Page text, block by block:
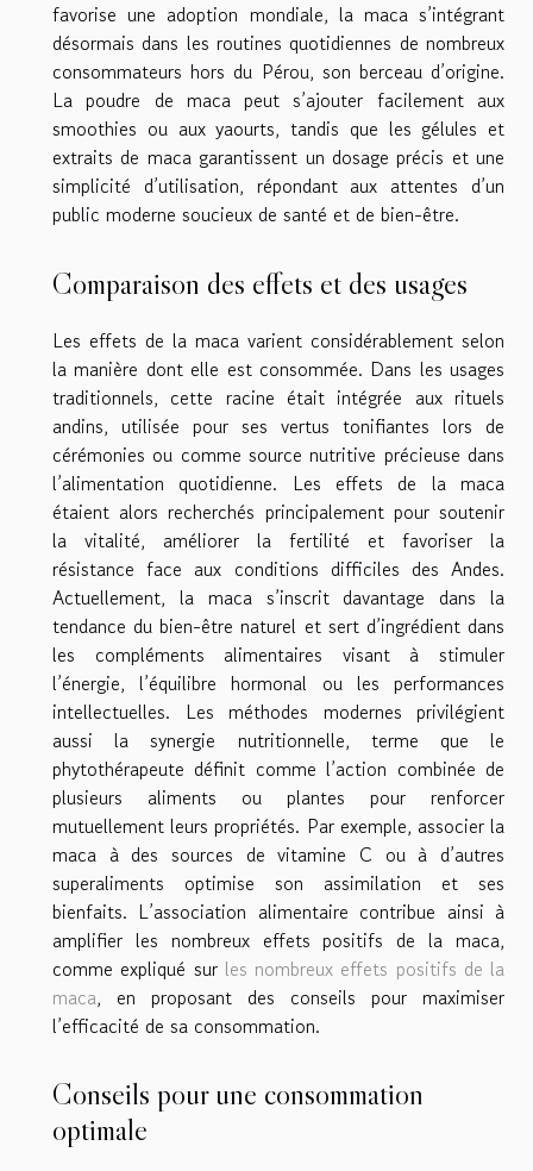
favorise une adoption mondiale, la maca s’intégrant
désormais dans les routines quotidiennes de nombreux
consommateurs hors du Pérou, son berceau d’origine.
La poudre de maca peut s’ajouter facilement aux
smoothies ou aux yaourts, tandis que les gélules et
extraits de maca garantissent un dosage précis et une
simplicité d’utilisation, répondant aux attentes d’un
public moderne soucieux de santé et de bien-être.
Comparaison des effets et des usages
Les effets de la maca varient considérablement selon
la manière dont elle est consommée. Dans les usages
traditionnels, cette racine était intégrée aux rituels
andins, utilisée pour ses vertus tonifiantes lors de
cérémonies ou comme source nutritive précieuse dans
l’alimentation quotidienne. Les effets de la maca
étaient alors recherchés principalement pour soutenir
la vitalité, améliorer la fertilité et favoriser la
résistance face aux conditions difficiles des Andes.
Actuellement, la maca s’inscrit davantage dans la
tendance du bien-être naturel et sert d’ingrédient dans
les compléments alimentaires visant à stimuler
l’énergie, l’équilibre hormonal ou les performances
intellectuelles. Les méthodes modernes privilégient
aussi la synergie nutritionnelle, terme que le
phytothérapeute définit comme l’action combinée de
plusieurs aliments ou plantes pour renforcer
mutuellement leurs propriétés. Par exemple, associer la
maca à des sources de vitamine C ou à d’autres
superaliments optimise son assimilation et ses
bienfaits. L’association alimentaire contribue ainsi à
amplifier les nombreux effets positifs de la maca,
comme expliqué sur les nombreux effets positifs de la
maca, en proposant des conseils pour maximiser
l’efficacité de sa consommation.
Conseils pour une consommation
optimale